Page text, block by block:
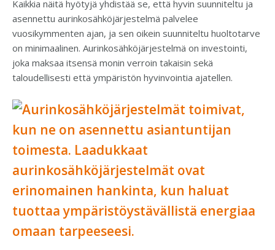
Kaikkia näitä hyötyjä yhdistää se, että hyvin suunniteltu ja
asennettu aurinkosähköjärjestelmä palvelee
vuosikymmenten ajan, ja sen oikein suunniteltu huoltotarve
on minimaalinen. Aurinkosähköjärjestelmä on investointi,
joka maksaa itsensä monin verroin takaisin sekä
taloudellisesti että ympäristön hyvinvointia ajatellen.